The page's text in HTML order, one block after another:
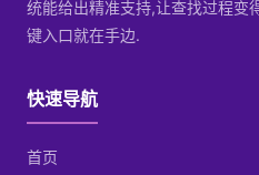
统能给出精准支持,让查找过程变
键入口就在手边.
快速导航
首页